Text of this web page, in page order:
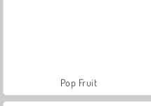
Pop Fruit